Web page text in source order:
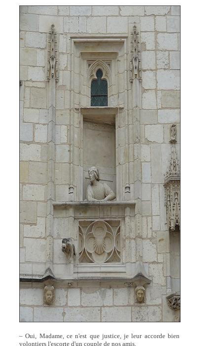
– Oui, Madame, ce n'est que justice, je leur accorde bien
volontiers l'escorte d'un couple de nos amis.